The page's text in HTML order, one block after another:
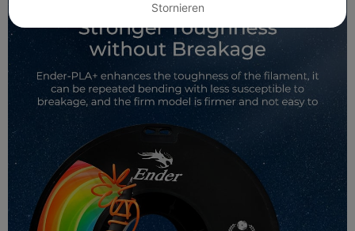
Stornieren